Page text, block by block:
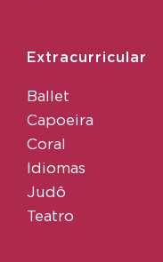
Extracurricular
Ballet
Capoeira
Coral
Idiomas
Judô
Teatro